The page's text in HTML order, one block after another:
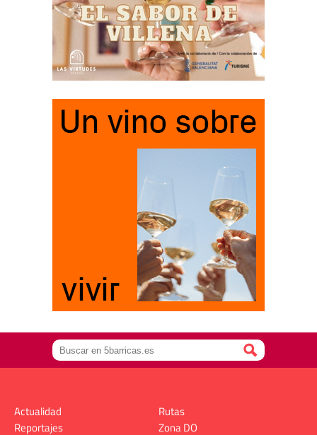
Actualidad
Reportajes
Rutas
Zona DO